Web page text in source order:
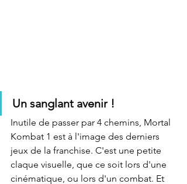
Un sanglant avenir !
Inutile de passer par 4 chemins, Mortal
Kombat 1 est à l'image des derniers
jeux de la franchise. C'est une petite
claque visuelle, que ce soit lors d'une
cinématique, ou lors d'un combat. Et